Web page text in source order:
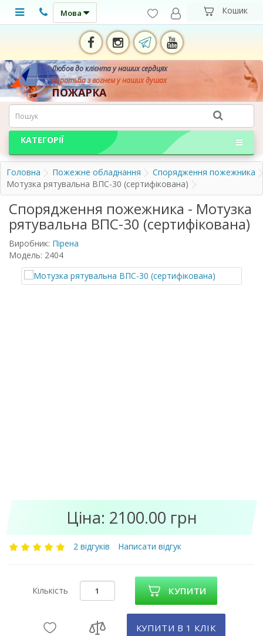
Мова
Любов до клієнта у наших сердцях
боротьба з вогнем у наших душах
ПОЖАРКА
КАТЕГОРІЇ
Головна Пожежне обладнання
Спорядження пожежника
Мотузка рятувальна ВПС-30 (сертифікована)
Спорядження пожежника - Мотузка
рятувальна ВПС-30 (сертифікована)
Виробник: Пірена
Модель: 2404
Ціна: 2100.00 грн
2 відгуків Написати відгук
Кількість КУПИТИ
КУПИТИ В 1 КЛIК